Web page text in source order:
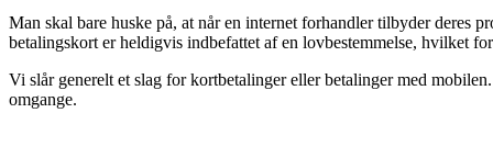
Man skal bare huske på, at når en internet forhandler tilbyder deres
betalingskort er heldigvis indbefattet af en lovbestemmelse, hvilket
Vi slår generelt et slag for kortbetalinger eller betalinger med
omgange.